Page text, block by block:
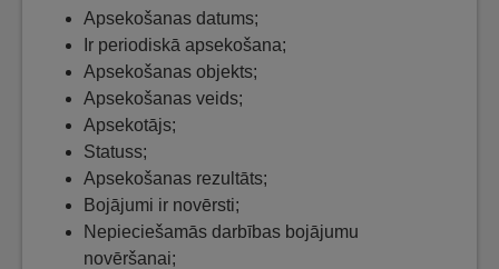
Apsekošanas datums;
Ir periodiskā apsekošana;
Apsekošanas objekts;
Apsekošanas veids;
Apsekotājs;
Statuss;
Apsekošanas rezultāts;
Bojājumi ir novērsti;
Nepieciešamās darbības bojājumu
novēršanai;